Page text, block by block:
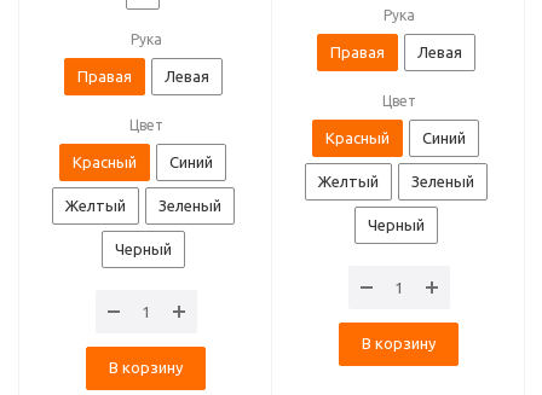
Рука
Правая Левая
Цвет
Красный Синий
Желтый Зеленый
Черный
В корзину
Рука
Правая Левая
Цвет
Красный Синий
Желтый Зеленый
Черный
В корзину